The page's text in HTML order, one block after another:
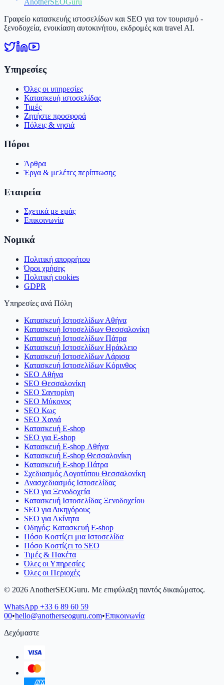
AnotherSEOGuru
Γραφείο κατασκευής ιστοσελίδων και SEO για τον τουρισμό -
ξενοδοχεία, ενοικίαση αυτοκινήτου, εκδρομές και travel AI.
Υπηρεσίες
Όλες οι υπηρεσίες
Κατασκευή ιστοσελίδας
Τιμές
Ζητήστε προσφορά
Πόλεις & νησιά
Πόροι
Άρθρα
Έργα & μελέτες περίπτωσης
Εταιρεία
Σχετικά με εμάς
Επικοινωνία
Νομικά
Πολιτική απορρήτου
Όροι χρήσης
Πολιτική cookies
GDPR
Υπηρεσίες ανά Πόλη
Κατασκευή Ιστοσελίδων Αθήνα
Κατασκευή Ιστοσελίδων Θεσσαλονίκη
Κατασκευή Ιστοσελίδων Πάτρα
Κατασκευή Ιστοσελίδων Ηράκλειο
Κατασκευή Ιστοσελίδων Λάρισα
Κατασκευή Ιστοσελίδων Κόρινθος
SEO Αθήνα
SEO Θεσσαλονίκη
SEO Σαντορίνη
SEO Μύκονος
SEO Κως
SEO Χανιά
Κατασκευή E-shop
SEO για E-shop
Κατασκευή E-shop Αθήνα
Κατασκευή E-shop Θεσσαλονίκη
Κατασκευή E-shop Πάτρα
Σχεδιασμός Λογοτύπου Θεσσαλονίκη
Ανασχεδιασμός Ιστοσελίδας
SEO για Ξενοδοχεία
Κατασκευή Ιστοσελίδας Ξενοδοχείου
SEO για Δικηγόρους
SEO για Ακίνητα
Οδηγός: Κατασκευή E-shop
Πόσο Κοστίζει μια Ιστοσελίδα
Πόσο Κοστίζει το SEO
Τιμές & Πακέτα
Όλες οι Υπηρεσίες
Όλες οι Περιοχές
© 2026 AnotherSEOGuru. Με επιφύλαξη παντός δικαιώματος.
WhatsApp +33 6 89 60 59
00•hello@anotherseoguru.com•Επικοινωνία
Δεχόμαστε